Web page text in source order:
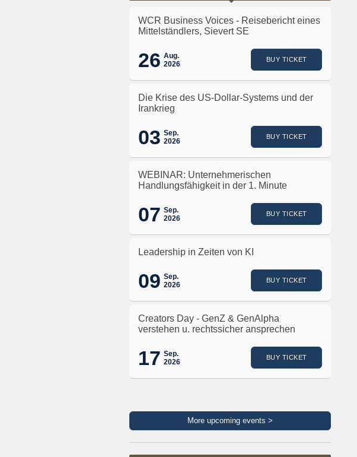
WCR Business Voices - Reisebericht eines
Mittelständlers, Sievert SE
26 Aug.
2026
BUY TICKET
Die Krise des US-Dollar-Systems und der
Irankrieg
03 Sep.
2026
BUY TICKET
WEBINAR: Unternehmerischen
Handlungsfähigkeit in der 1. Minute
07 Sep.
2026
BUY TICKET
Leadership in Zeiten von KI
09 Sep.
2026
BUY TICKET
Creators Day - GenZ & GenAlpha
verstehen u. rechtssicher ansprechen
17 Sep.
2026
BUY TICKET
More upcoming events >